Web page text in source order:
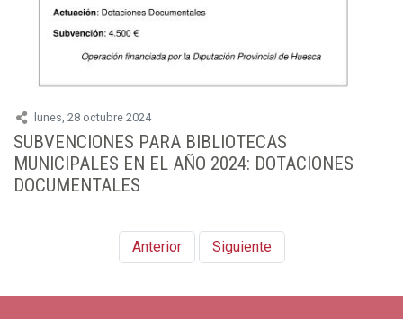
lunes, 28 octubre 2024
SUBVENCIONES PARA BIBLIOTECAS
MUNICIPALES EN EL AÑO 2024: DOTACIONES
DOCUMENTALES
Anterior Siguiente